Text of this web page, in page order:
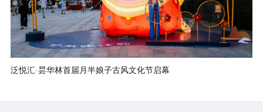
泛悦汇·昙华林首届月半娘子古风文化节启幕